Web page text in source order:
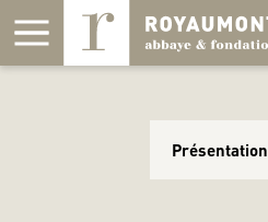
Présentation
Panneau de gestion des cookies